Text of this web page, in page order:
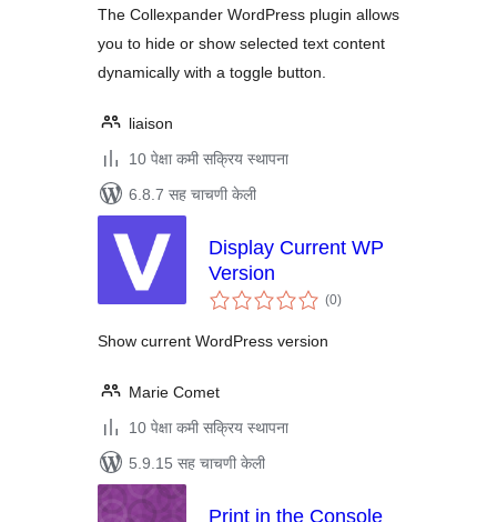
The Collexpander WordPress plugin allows
you to hide or show selected text content
dynamically with a toggle button.
liaison
10 पेक्षा कमी सक्रिय स्थापना
6.8.7 सह चाचणी केली
Display Current WP
Version
(0एकूण
मूल्यांकन
)
Show current WordPress version
Marie Comet
10 पेक्षा कमी सक्रिय स्थापना
5.9.15 सह चाचणी केली
Print in the Console